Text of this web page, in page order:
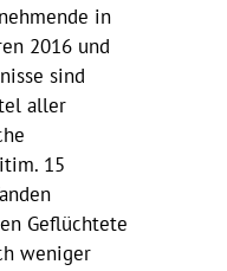
in
2016 und
sind
aller
15
Geflüchtete
weniger